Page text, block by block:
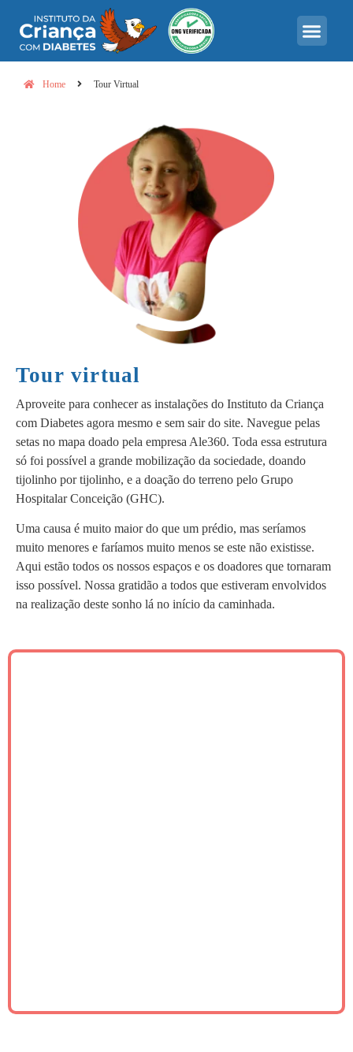
Home Tour Virtual
Tour virtual
Aproveite para conhecer as instalações do Instituto da Criança
com Diabetes agora mesmo e sem sair do site. Navegue pelas
setas no mapa doado pela empresa Ale360. Toda essa estrutura
só foi possível a grande mobilização da sociedade, doando
tijolinho por tijolinho, e a doação do terreno pelo Grupo
Hospitalar Conceição (GHC).
Uma causa é muito maior do que um prédio, mas seríamos
muito menores e faríamos muito menos se este não existisse.
Aqui estão todos os nossos espaços e os doadores que tornaram
isso possível. Nossa gratidão a todos que estiveram envolvidos
na realização deste sonho lá no início da caminhada.